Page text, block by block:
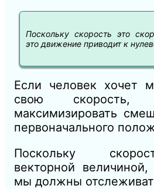
Поскольку скорость это
это движение приводит к
Если человек хочет
свою
максимизировать
первоначального
Поскольку
векторной
мы должны